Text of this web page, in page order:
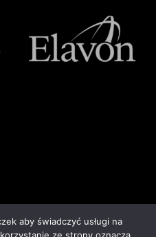
aby świadczyć usługi na